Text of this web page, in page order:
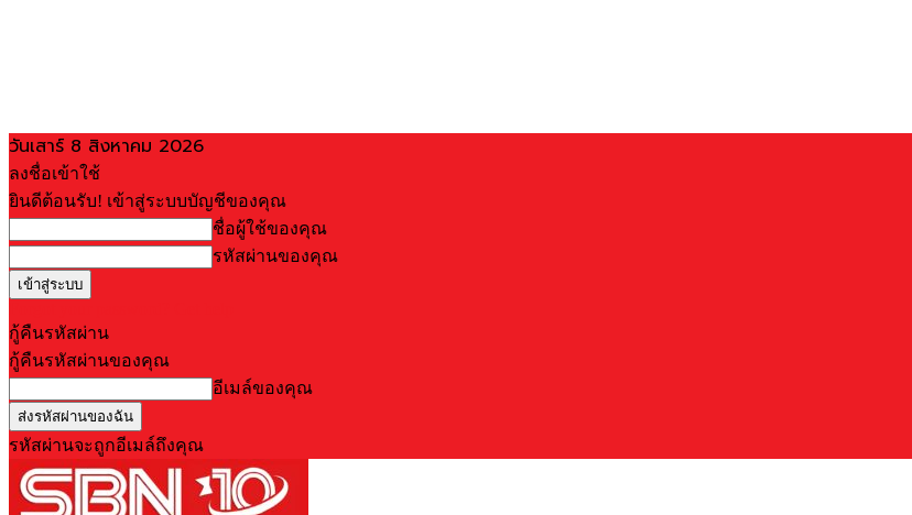
วันเสาร์ 8 สิงหาคม 2026
ลงชื่อเข้าใช้
ยินดีต้อนรับ! เข้าสู่ระบบบัญชีของคุณ
ชื่อผู้ใช้ของคุณ
รหัสผ่านของคุณ
กู้คืนรหัสผ่าน
กู้คืนรหัสผ่านของคุณ
อีเมล์ของคุณ
รหัสผ่านจะถูกอีเมล์ถึงคุณ